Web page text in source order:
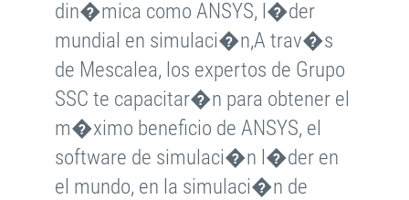
din�mica como ANSYS, l�der
mundial en simulaci�n,A trav�s
de Mescalea, los expertos de Grupo
SSC te capacitar�n para obtener el
m�ximo beneficio de ANSYS, el
software de simulaci�n l�der en
el mundo, en la simulaci�n de